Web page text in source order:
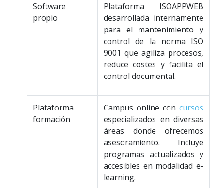
Software
propio
Plataforma ISOAPPWEB
desarrollada internamente
para el mantenimiento y
control de la norma ISO
9001 que agiliza procesos,
reduce costes y facilita el
control documental.
Plataforma
formación
Campus online con cursos
especializados en diversas
áreas donde ofrecemos
asesoramiento. Incluye
programas actualizados y
accesibles en modalidad e-
learning.